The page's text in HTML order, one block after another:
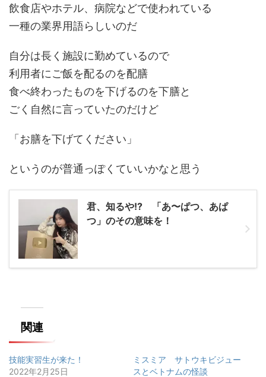
飲食店やホテル、病院などで使われている
一種の業界用語らしいのだ
自分は長く施設に勤めているので
利用者にご飯を配るのを配膳
食べ終わったものを下げるのを下膳と
ごく自然に言っていたのだけど
「お膳を下げてください」
というのが普通っぽくていいかなと思う
君、知るや!? 「あ〜ぱつ、あぱ
つ」のその意味を！
関連
技能実習生が来た！
2022年2月25日
ミスミア サトウキビジュー
スとベトナムの怪談